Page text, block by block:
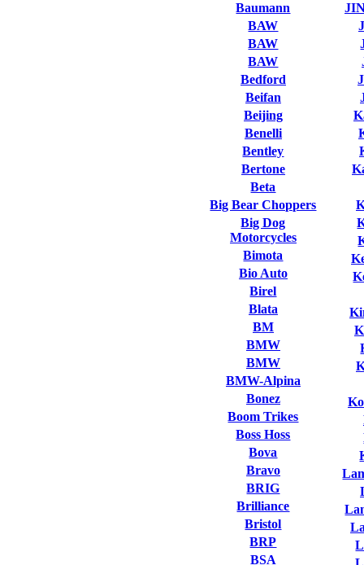
Baumann
BAW
BAW
BAW
Bedford
Beifan
Beijing
Benelli
Bentley
Bertone
Beta
Big Bear Choppers
Big Dog
Motorcycles
Bimota
Bio Auto
Birel
Blata
BM
BMW
BMW
BMW-Alpina
Bonez
Boom Trikes
Boss Hoss
Bova
Bravo
BRIG
Brilliance
Bristol
BRP
BSA